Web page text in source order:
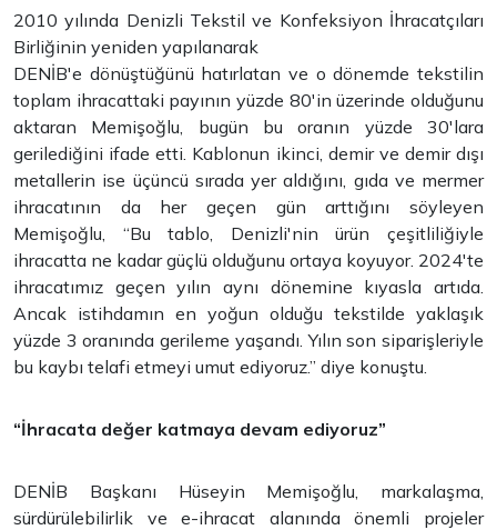
2010 yılında Denizli Tekstil ve Konfeksiyon İhracatçıları
Birliğinin yeniden yapılanarak
DENİB'e dönüştüğünü hatırlatan ve o dönemde tekstilin
toplam ihracattaki payının yüzde 80'in üzerinde olduğunu
aktaran Memişoğlu, bugün bu oranın yüzde 30'lara
gerilediğini ifade etti. Kablonun ikinci, demir ve demir dışı
metallerin ise üçüncü sırada yer aldığını, gıda ve mermer
ihracatının da her geçen gün arttığını söyleyen
Memişoğlu, “Bu tablo, Denizli'nin ürün çeşitliliğiyle
ihracatta ne kadar güçlü olduğunu ortaya koyuyor. 2024'te
ihracatımız geçen yılın aynı dönemine kıyasla artıda.
Ancak istihdamın en yoğun olduğu tekstilde yaklaşık
yüzde 3 oranında gerileme yaşandı. Yılın son siparişleriyle
bu kaybı telafi etmeyi umut ediyoruz.” diye konuştu.
“İhracata değer katmaya devam ediyoruz”
DENİB Başkanı Hüseyin Memişoğlu, markalaşma,
sürdürülebilirlik ve e-ihracat alanında önemli projeler